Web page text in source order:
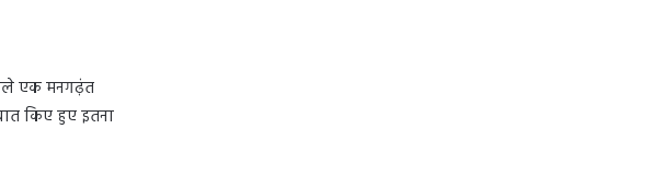
एक मनगढ़ंत
किए हुए इतना